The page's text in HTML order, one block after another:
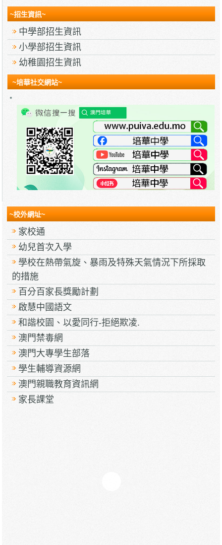
~招生資訊~
中學部招生資訊
小學部招生資訊
幼稚園招生資訊
~培華社交網站~
~校外網址~
家校通
幼兒首次入學
學校在熱帶氣旋、暴雨及特殊天氣情況下所採取
的措施
百分百家長獎勵計劃
啟慧中國語文
和諧校園、以愛同行-拒絕欺凌.
澳門禁毒網
澳門大專學生部落
學生輔導資源網
澳門親職教育資訊網
家長課堂